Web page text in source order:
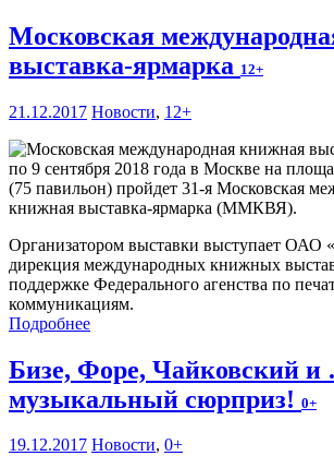
Московская
выставка-ярмарка 12+
21.12.2017 Новости, 12+
по 9 сентября 2018 года в Москве на
(75 павильон) пройдет 31-я Московская
книжная выставка-ярмарка (ММКВЯ).
Организатором выставки выступает ОАО
дирекция международных книжных
поддержке Федерального агенства по
коммуникациям.
Подробнее
Бизе, Форе, Чайковский
музыкальный сюрприз! 0+
19.12.2017 Новости, 0+